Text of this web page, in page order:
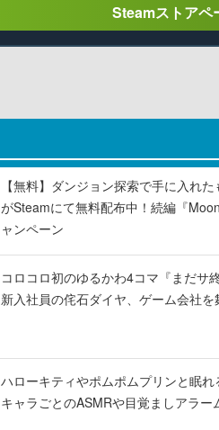
Steamストアペ
【無料】ダンジョン探索で手に入れ
がSteamにて無料配布中！続編『
ャンペーン
コロコロ初のゆるかわ4コマ『まだサ
新入社員の侘石ダイヤ、ゲーム会社
ハローキティやポムポムプリンと眠れ
キャラごとのASMRや目覚ましアラー